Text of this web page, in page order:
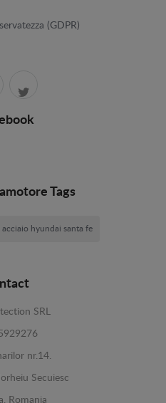
(GDPR)
Tags
hyundai santa fe
SRL
nr.14.
Secuiesc
Romania